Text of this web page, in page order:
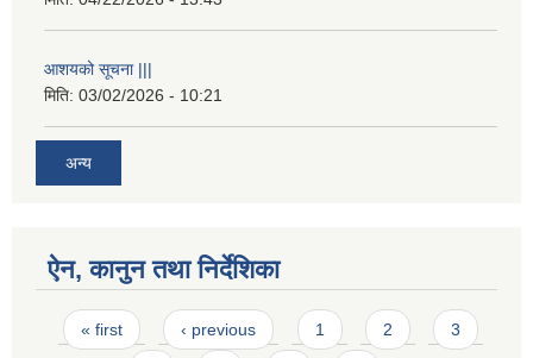
आशयको सूचना |||
मिति: 03/02/2026 - 10:21
अन्य
ऐन, कानुन तथा निर्देशिका
Pages
« first ‹ previous 1 2 3